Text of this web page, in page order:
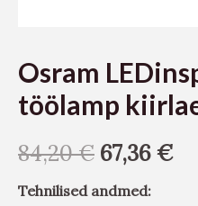
Osram
töölamp
84,20€ 67,36€
Tehnilised andmed: